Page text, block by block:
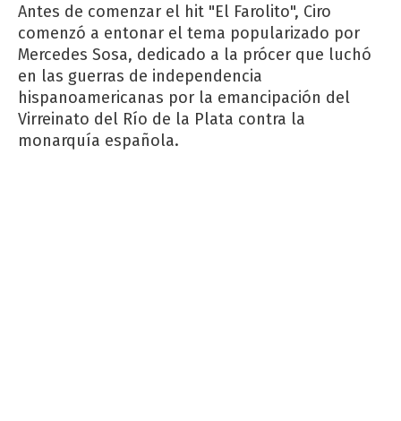
Antes de comenzar el hit "El Farolito", Ciro
comenzó a entonar el tema popularizado por
Mercedes Sosa, dedicado a la prócer que luchó
en las guerras de independencia
hispanoamericanas por la emancipación del
Virreinato del Río de la Plata contra la
monarquía española.